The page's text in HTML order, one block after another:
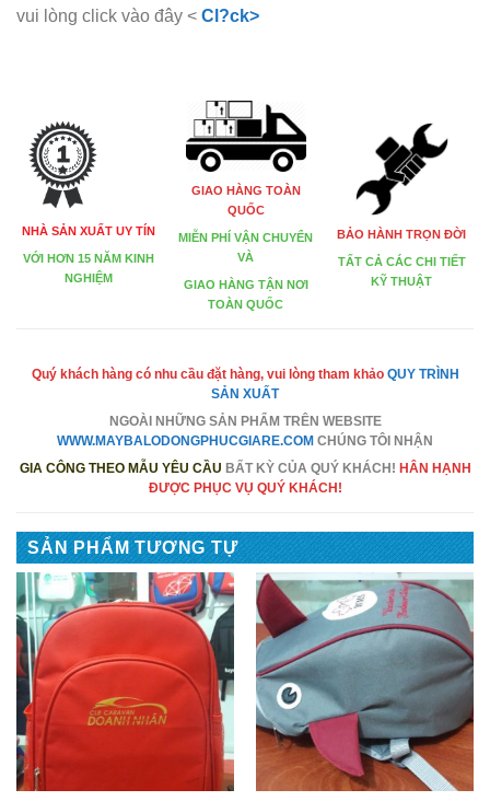
vui lòng click vào đây < Cl?ck>
NHÀ SẢN XUẤT UY TÍN
VỚI HƠN 15 NĂM KINH
NGHIỆM
GIAO HÀNG TOÀN
QUỐC
MIỄN PHÍ VẬN CHUYỂN
VÀ
GIAO HÀNG TẬN NƠI
TOÀN QUỐC
BẢO HÀNH TRỌN ĐỜI
TẤT CẢ CÁC CHI TIẾT
KỸ THUẬT
Quý khách hàng có nhu cầu đặt hàng, vui lòng tham khảo QUY TRÌNH
SẢN XUẤT
NGOÀI NHỮNG SẢN PHẨM TRÊN WEBSITE
WWW.MAYBALODONGPHUCGIARE.COM CHÚNG TÔI NHẬN
GIA CÔNG THEO MẪU YÊU CẦU BẤT KỲ CỦA QUÝ KHÁCH! HÂN HẠNH
ĐƯỢC PHỤC VỤ QUÝ KHÁCH!
SẢN PHẨM TƯƠNG TỰ